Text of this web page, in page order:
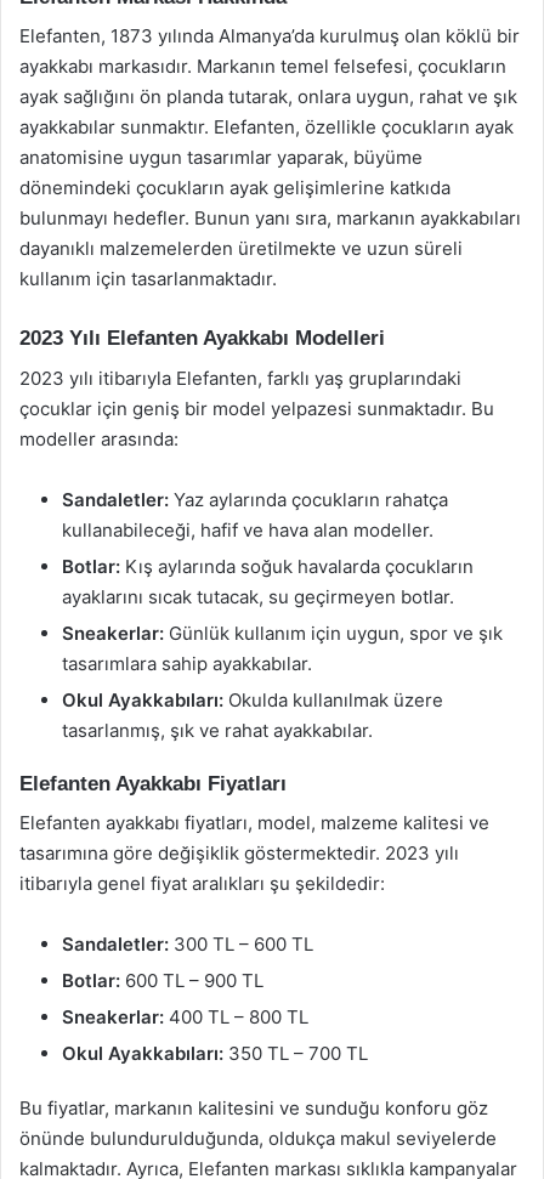
Elefanten, 1873 yılında Almanya’da kurulmuş olan köklü bir
ayakkabı markasıdır. Markanın temel felsefesi, çocukların
ayak sağlığını ön planda tutarak, onlara uygun, rahat ve şık
ayakkabılar sunmaktır. Elefanten, özellikle çocukların ayak
anatomisine uygun tasarımlar yaparak, büyüme
dönemindeki çocukların ayak gelişimlerine katkıda
bulunmayı hedefler. Bunun yanı sıra, markanın ayakkabıları
dayanıklı malzemelerden üretilmekte ve uzun süreli
kullanım için tasarlanmaktadır.
2023 Yılı Elefanten Ayakkabı Modelleri
2023 yılı itibarıyla Elefanten, farklı yaş gruplarındaki
çocuklar için geniş bir model yelpazesi sunmaktadır. Bu
modeller arasında:
Sandaletler: Yaz aylarında çocukların rahatça
kullanabileceği, hafif ve hava alan modeller.
Botlar: Kış aylarında soğuk havalarda çocukların
ayaklarını sıcak tutacak, su geçirmeyen botlar.
Sneakerlar: Günlük kullanım için uygun, spor ve şık
tasarımlara sahip ayakkabılar.
Okul Ayakkabıları: Okulda kullanılmak üzere
tasarlanmış, şık ve rahat ayakkabılar.
Elefanten Ayakkabı Fiyatları
Elefanten ayakkabı fiyatları, model, malzeme kalitesi ve
tasarımına göre değişiklik göstermektedir. 2023 yılı
itibarıyla genel fiyat aralıkları şu şekildedir:
Sandaletler: 300 TL – 600 TL
Botlar: 600 TL – 900 TL
Sneakerlar: 400 TL – 800 TL
Okul Ayakkabıları: 350 TL – 700 TL
Bu fiyatlar, markanın kalitesini ve sunduğu konforu göz
önünde bulundurulduğunda, oldukça makul seviyelerde
kalmaktadır. Ayrıca, Elefanten markası sıklıkla kampanyalar